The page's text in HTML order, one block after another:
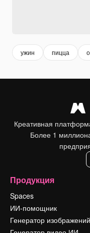
ужин пицца
Креативная
Более 1
Продукция
Spaces
ИИ-помощник
Генератор